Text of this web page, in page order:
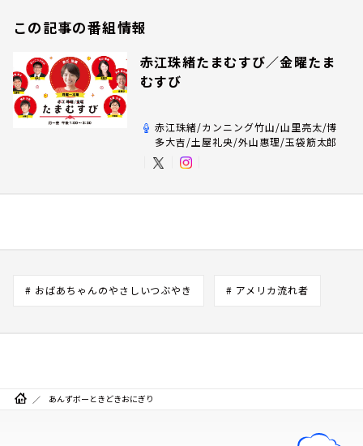
この記事の番組情報
赤江珠緒たまむすび／金曜たま
むすび
赤江珠緒/カンニング竹山/山里亮太/博
多大吉/土屋礼央/外山惠理/玉袋筋太郎
# おばあちゃんのやさしいつぶやき # アメリカ流れ者
あんずボーときどきおにぎり